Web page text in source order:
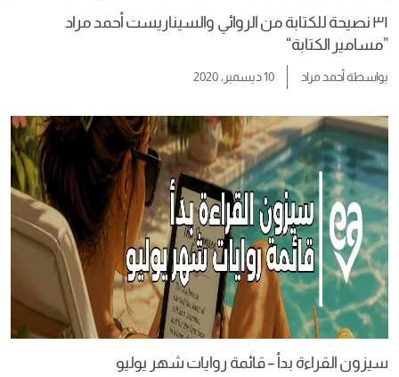
٣١ نصيحة للكتابة من الروائي والسيناريست أحمد مراد
”مسامير الكتابة“
بواسطةأحمد مراد 10 ديسمبر، 2020
سيزون القراءة بدأ – قائمة روايات شهر يوليو